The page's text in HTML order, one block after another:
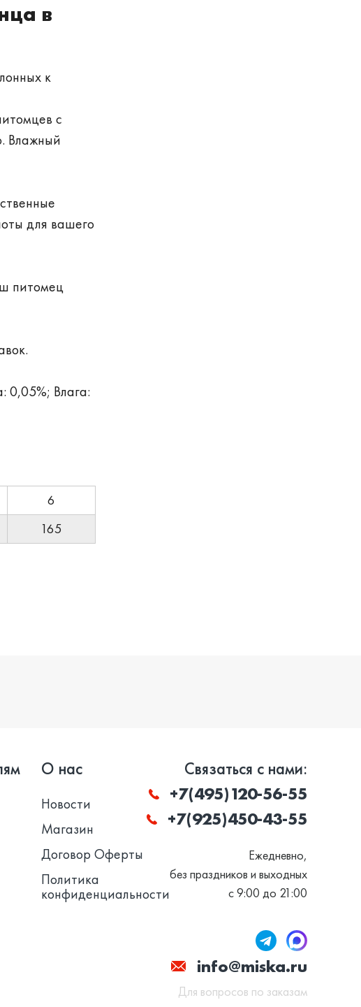
в
к
с
Влажный
для вашего
питомец
0,05%; Влага:
6
165
О нас
Новости
Магазин
Договор Оферты
Политика
конфиденциальности
Связаться с нами:
+7(495)120-56-55
+7(925)450-43-55
Ежедневно,
без праздников и выходных
с 9:00 до 21:00
info@miska.ru
Для вопросов по заказам